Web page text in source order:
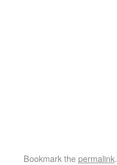
Bookmark thepermalink.